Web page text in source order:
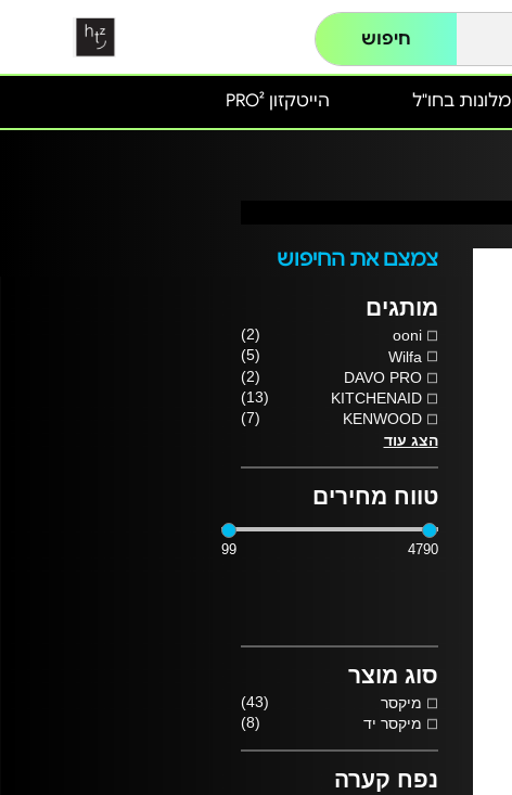
חיפוש
הייטקזון PRO² מלונות בחו"ל
צמצם את החיפוש
מותגים
(2)
ooni
(5)
Wilfa
(2)
DAVO PRO
(13)
KITCHENAID
(7)
KENWOOD
הצג עוד
טווח מחירים
99 4790
סוג מוצר
(43)
מיקסר
(8)
מיקסר יד
נפח קערה